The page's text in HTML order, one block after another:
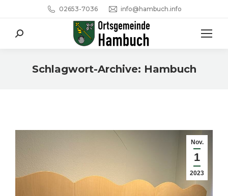
02653-7036 info@hambuch.info
Search:
Schlagwort-Archive: Hambuch
Nov.
1
2023